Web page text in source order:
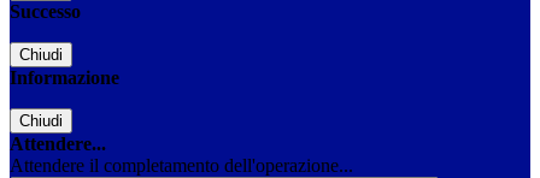
Successo
Chiudi
Informazione
Chiudi
Attendere...
Attendere il completamento dell'operazione...